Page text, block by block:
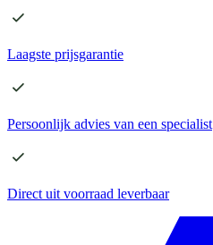
Laagste prijsgarantie
Persoonlijk advies van een specialist
Direct uit voorraad leverbaar